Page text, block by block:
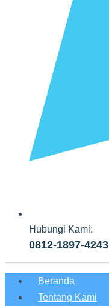
Hubungi Kami:
0812-1897-4243
Beranda
Tentang Kami